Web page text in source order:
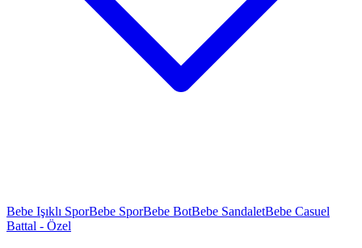
Bebe Işıklı SporBebe SporBebe BotBebe SandaletBebe Casuel
Battal - Özel